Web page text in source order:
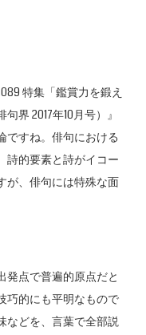
特集「鑑賞力を鍛え
界 2017年10月号）』
ですね。俳句における
詩的要素と詩がイコー
が、俳句には特殊な面
発点で普遍的原点だと
巧的にも平明なもので
などを、言葉で全部説